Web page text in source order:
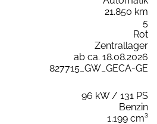
21.850 km
5
Rot
Zentrallager
ab ca. 18.08.2026
827715_GW_GECA-GE
96 kW / 131 PS
Benzin
1.199 cm³